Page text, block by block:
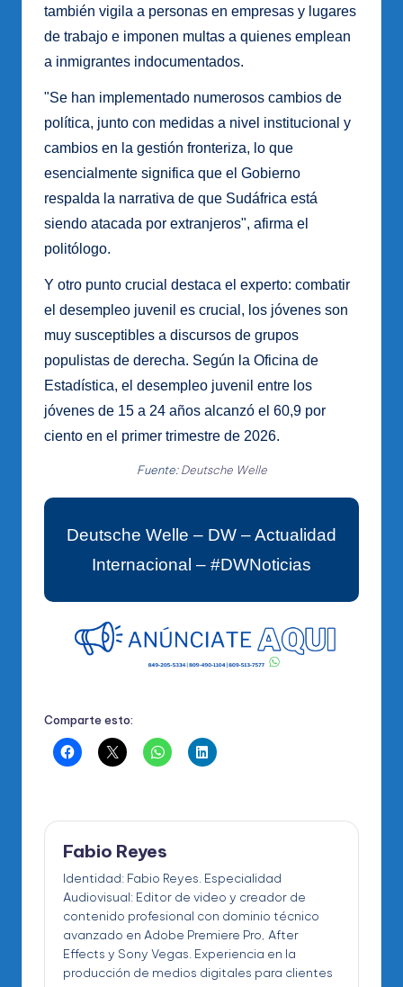
también vigila a personas en empresas y lugares
de trabajo e imponen multas a quienes emplean
a inmigrantes indocumentados.
"Se han implementado numerosos cambios de
política, junto con medidas a nivel institucional y
cambios en la gestión fronteriza, lo que
esencialmente significa que el Gobierno
respalda la narrativa de que Sudáfrica está
siendo atacada por extranjeros", afirma el
politólogo.
Y otro punto crucial destaca el experto: combatir
el desempleo juvenil es crucial, los jóvenes son
muy susceptibles a discursos de grupos
populistas de derecha. Según la Oficina de
Estadística, el desempleo juvenil entre los
jóvenes de 15 a 24 años alcanzó el 60,9 por
ciento en el primer trimestre de 2026.
Fuente:Deutsche Welle
Deutsche Welle – DW – Actualidad
Internacional – #DWNoticias
Comparte esto:
Fabio Reyes
Identidad: Fabio Reyes. Especialidad
Audiovisual: Editor de video y creador de
contenido profesional con dominio técnico
avanzado en Adobe Premiere Pro, After
Effects y Sony Vegas. Experiencia en la
producción de medios digitales para clientes